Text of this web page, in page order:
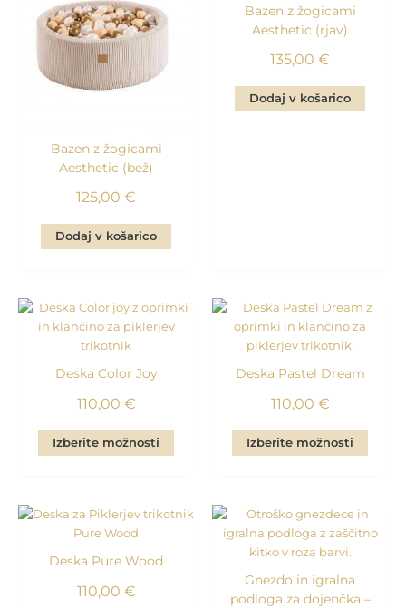
Bazen z žogicami
Aesthetic (bež)
125,00 €
Dodaj v košarico
Bazen z žogicami
Aesthetic (rjav)
135,00 €
Dodaj v košarico
Deska Color Joy
110,00 €
Izberite možnosti
Deska Pastel Dream
110,00 €
Izberite možnosti
Deska Pure Wood
110,00 €
Gnezdo in igralna
podloga za dojenčka –